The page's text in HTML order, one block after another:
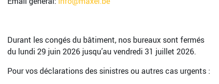
Durant les congés du bâtiment, nos bureaux sont fermés
du lundi 29 juin 2026 jusqu’au vendredi 31 juillet 2026.
Pour vos déclarations des sinistres ou autres cas urgents :